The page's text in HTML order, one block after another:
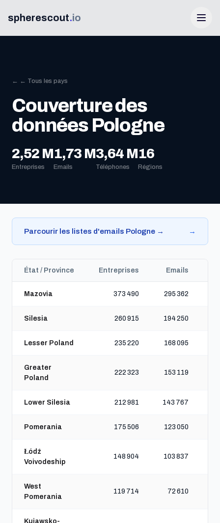
spherescout.io
Connexion
Obtenir 100 prospects gratuits
← ← Tous les pays
Couverture des
données Pologne
2,52 M
Entreprises
1,73 M
Emails
3,64 M
Téléphones
16
Régions
Parcourir les listes d'emails Pologne → →
État / Province Entreprises Emails
Mazovia 373 490 295 362
Silesia 260 915 194 250
Lesser Poland 235 220 168 095
Greater
Poland
222 323 153 119
Lower Silesia 212 981 143 767
Pomerania 175 506 123 050
Łódź
Voivodeship
148 904 103 837
West
Pomerania
119 714 72 610
Kujawsko-